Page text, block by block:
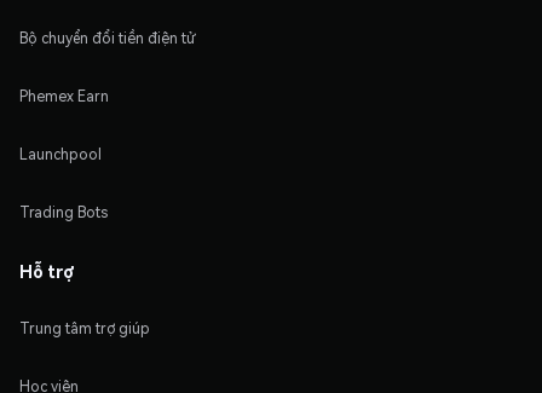
Bộ chuyển đổi tiền điện tử
Phemex Earn
Launchpool
Trading Bots
Hỗ trợ
Trung tâm trợ giúp
Học viện